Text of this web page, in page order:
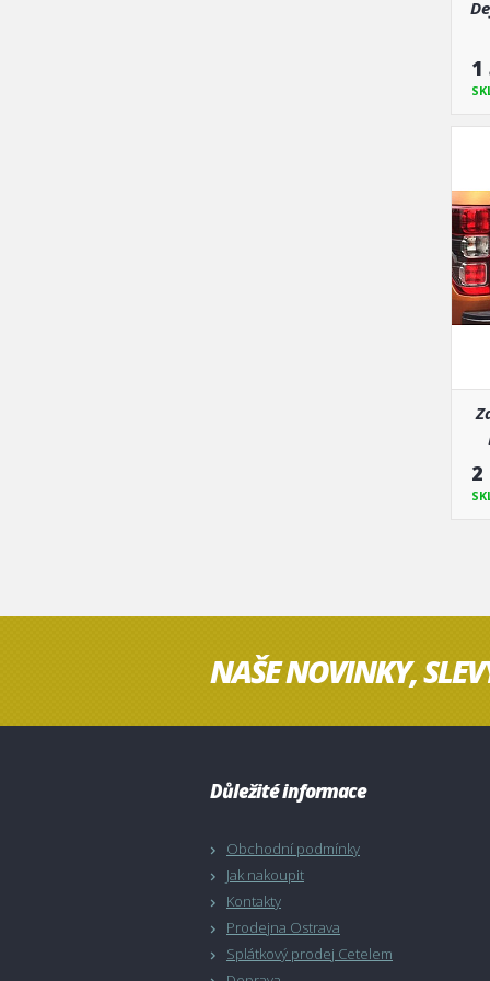
1
2
NAŠE NOVINKY,
Důležité informace
Obchodní podmínky
Jak nakoupit
Kontakty
Prodejna Ostrava
Splátkový prodej Cetelem